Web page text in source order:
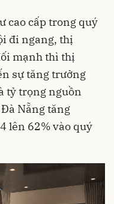
cao cấp trong quý
đi ngang, thị
mạnh thì thị
sự tăng trưởng
tỷ trọng nguồn
Nẵng tăng
lên 62% vào quý